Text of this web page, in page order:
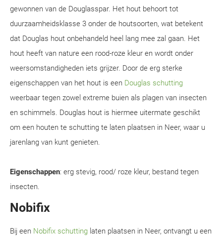
gewonnen van de Douglasspar. Het hout behoort tot
duurzaamheidsklasse 3 onder de houtsoorten, wat betekent
dat Douglas hout onbehandeld heel lang mee zal gaan. Het
hout heeft van nature een rood-roze kleur en wordt onder
weersomstandigheden iets grijzer. Door de erg sterke
eigenschappen van het hout is een Douglas schutting
weerbaar tegen zowel extreme buien als plagen van insecten
en schimmels. Douglas hout is hiermee uitermate geschikt
om een houten te schutting te laten plaatsen in Neer, waar u
jarenlang van kunt genieten.
Eigenschappen: erg stevig, rood/ roze kleur, bestand tegen
insecten.
Nobifix
Bij een Nobifix schutting laten plaatsen in Neer, ontvangt u een